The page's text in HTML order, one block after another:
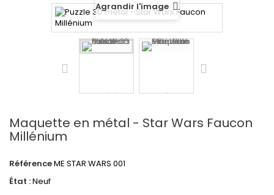
Agrandir l'image
Maquette en métal - Star Wars Faucon
Millénium
RéférenceME STAR WARS 001
État :Neuf